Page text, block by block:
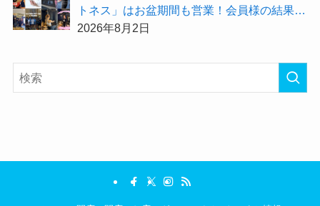
トネス」はお盆期間も営業！会員様の結果を
大公開★
2026年8月2日